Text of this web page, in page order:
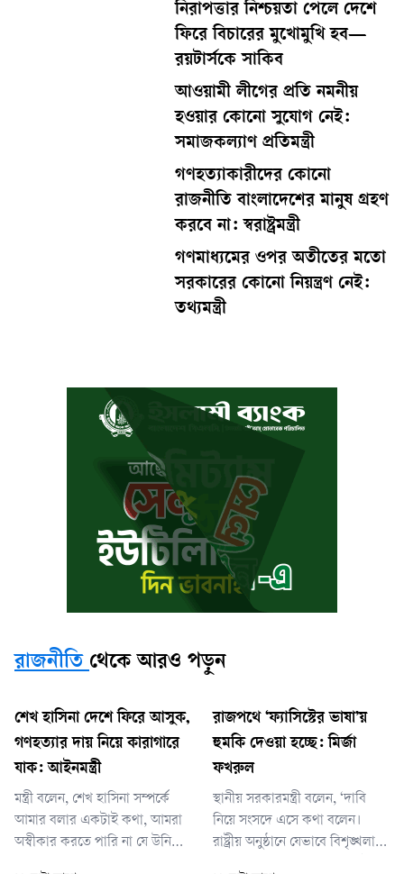
নিরাপত্তার নিশ্চয়তা পেলে দেশে
ফিরে বিচারের মুখোমুখি হব—
রয়টার্সকে সাকিব
আওয়ামী লীগের প্রতি নমনীয়
হওয়ার কোনো সুযোগ নেই:
সমাজকল্যাণ প্রতিমন্ত্রী
গণহত্যাকারীদের কোনো
রাজনীতি বাংলাদেশের মানুষ গ্রহণ
করবে না: স্বরাষ্ট্রমন্ত্রী
গণমাধ্যমের ওপর অতীতের মতো
সরকারের কোনো নিয়ন্ত্রণ নেই:
তথ্যমন্ত্রী
রাজনীতি থেকে আরও পড়ুন
শেখ হাসিনা দেশে ফিরে আসুক,
গণহত্যার দায় নিয়ে কারাগারে
যাক: আইনমন্ত্রী
মন্ত্রী বলেন, শেখ হাসিনা সম্পর্কে
আমার বলার একটাই কথা, আমরা
অস্বীকার করতে পারি না যে উনি
রাজপথে ‘ফ্যাসিস্টের ভাষা’য়
হুমকি দেওয়া হচ্ছে: মির্জা
ফখরুল
স্থানীয় সরকারমন্ত্রী বলেন, ‘দাবি
নিয়ে সংসদে এসে কথা বলেন।
রাষ্ট্রীয় অনুষ্ঠানে যেভাবে বিশৃঙ্খলা